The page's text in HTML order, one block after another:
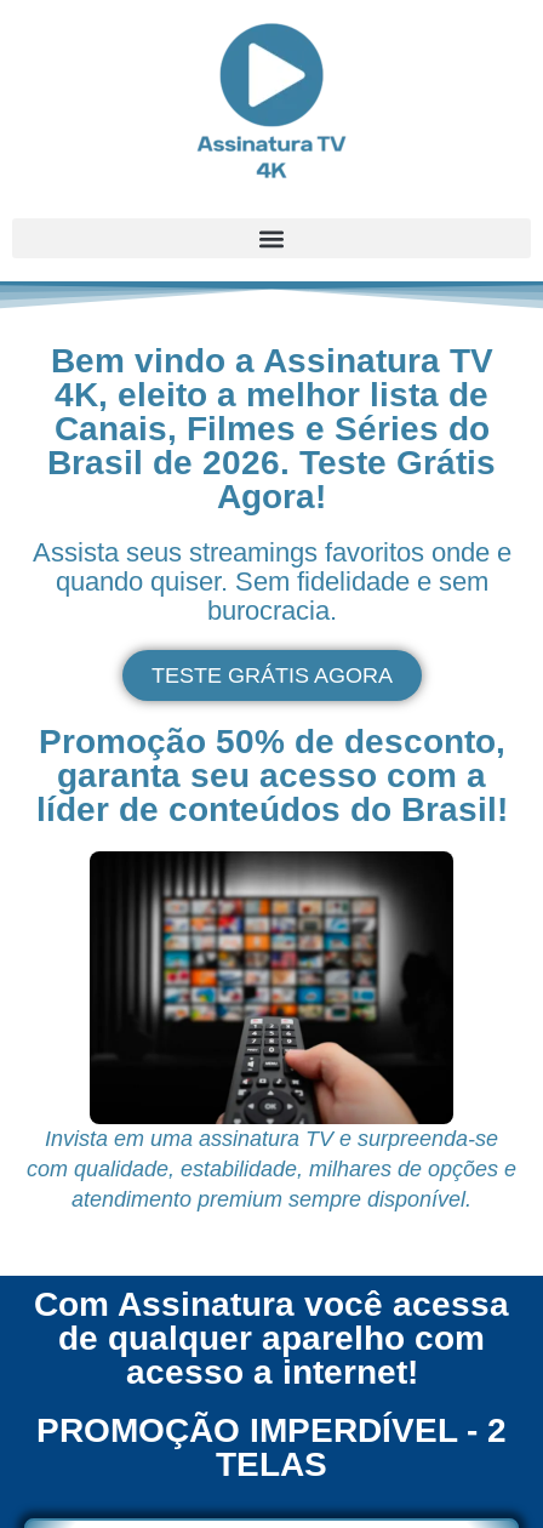
Bem vindo a Assinatura TV
4K, eleito a melhor lista de
Canais, Filmes e Séries do
Brasil de 2026. Teste Grátis
Agora!
Assista seus streamings favoritos onde e
quando quiser. Sem fidelidade e sem
burocracia.
TESTE GRÁTIS AGORA
Promoção 50% de desconto,
garanta seu acesso com a
líder de conteúdos do Brasil!
Invista em uma assinatura TV e surpreenda-se
com qualidade, estabilidade, milhares de opções e
atendimento premium sempre disponível.
Com Assinatura você acessa
de qualquer aparelho com
acesso a internet!
PROMOÇÃO IMPERDÍVEL - 2
TELAS